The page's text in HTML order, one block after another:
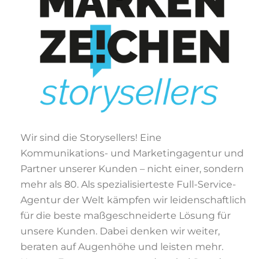
Wir sind die Storysellers! Eine
Kommunikations- und Marketingagentur und
Partner unserer Kunden – nicht einer, sondern
mehr als 80. Als spezialisierteste Full-Service-
Agentur der Welt kämpfen wir leidenschaftlich
für die beste maßgeschneiderte Lösung für
unsere Kunden. Dabei denken wir weiter,
beraten auf Augenhöhe und leisten mehr.